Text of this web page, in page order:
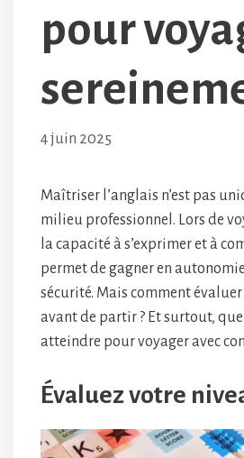
pour
4 juin 2025
Maîtriser l’anglais n’est pas
milieu professionnel. Lors de
la capacité à s’exprimer et à
permet de gagner en
sécurité. Mais comment évaluer
avant de partir ? Et surtout,
atteindre pour voyager avec
Évaluez votre